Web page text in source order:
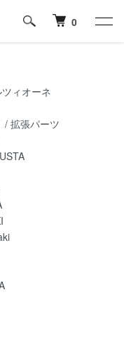
0
ィオーネ
/ 拡張パーツ